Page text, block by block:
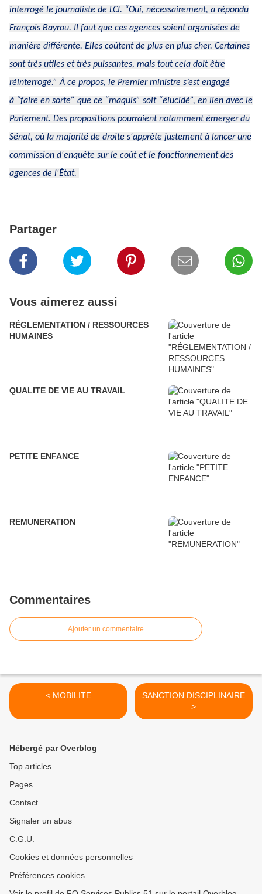
interrogé le journaliste de LCI. “Oui, nécessairement, a répondu
François Bayrou. Il faut que ces agences soient organisées de
manière différente. Elles coûtent de plus en plus cher. Certaines
sont très utiles et très puissantes, mais tout cela doit être
réinterrogé.” À ce propos, le Premier ministre s’est engagé
à “faire en sorte” que ce “maquis” soit “élucidé”, en lien avec le
Parlement. Des propositions pourraient notamment émerger du
Sénat, où la majorité de droite s'apprête justement à lancer une
commission d'enquête sur le coût et le fonctionnement des
agences de l'État.
Partager
Vous aimerez aussi
RÉGLEMENTATION / RESSOURCES
HUMAINES
QUALITE DE VIE AU TRAVAIL
PETITE ENFANCE
REMUNERATION
Commentaires
Ajouter un commentaire
< MOBILITE
SANCTION DISCIPLINAIRE
>
Hébergé par Overblog
Top articles
Pages
Contact
Signaler un abus
C.G.U.
Cookies et données personnelles
Préférences cookies